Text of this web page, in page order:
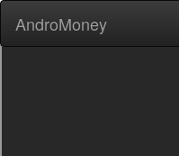
AndroMoney